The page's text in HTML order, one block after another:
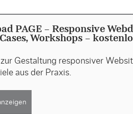
PAGE - Responsive
Workshops -
zur Gestaltung responsiver
aus der Praxis.